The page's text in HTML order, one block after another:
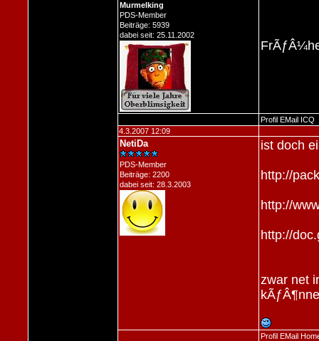
Murmelking
PDS-Member
Beiträge: 5939
dabei seit: 25.11.2002
Profil EMail ICQ
4.3.2007 12:09
NetiDa
PDS-Member
Beiträge: 2200
dabei seit: 28.3.2003
ist doch
http://
http://
http://
zwar net
Profil EMail